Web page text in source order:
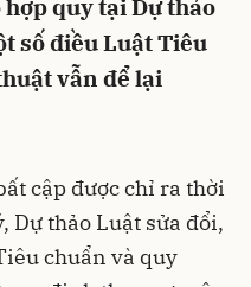
quy tại Dự thảo
số điều Luật Tiêu
vẫn để lại
cập được chỉ ra thời
Dự thảo Luật sửa đổi,
chuẩn và quy